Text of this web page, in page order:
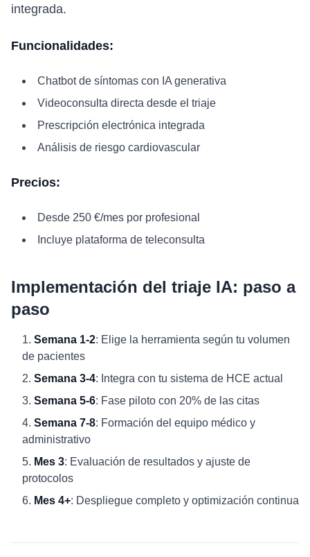
integrada.
Funcionalidades:
Chatbot de síntomas con IA generativa
Videoconsulta directa desde el triaje
Prescripción electrónica integrada
Análisis de riesgo cardiovascular
Precios:
Desde 250 €/mes por profesional
Incluye plataforma de teleconsulta
Implementación del triaje IA: paso a
paso
Semana 1-2: Elige la herramienta según tu volumen
de pacientes
Semana 3-4: Integra con tu sistema de HCE actual
Semana 5-6: Fase piloto con 20% de las citas
Semana 7-8: Formación del equipo médico y
administrativo
Mes 3: Evaluación de resultados y ajuste de
protocolos
Mes 4+: Despliegue completo y optimización continua